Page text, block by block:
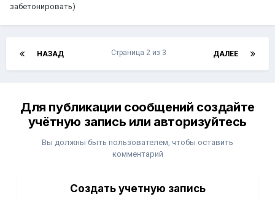
забетонировать)
НАЗАД ДАЛЕЕ
Страница 2 из 3
Для публикации сообщений создайте
учётную запись или авторизуйтесь
Вы должны быть пользователем, чтобы оставить
комментарий
Создать учетную запись